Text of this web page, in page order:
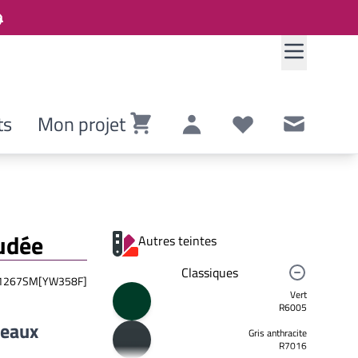
Mon projet
Autres teintes
Classiques
Vert
R6005
Gris anthracite
R7016